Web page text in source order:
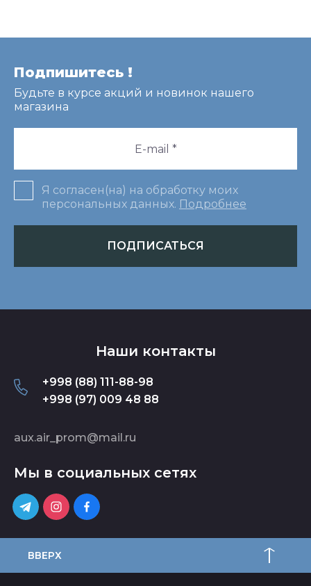
Подпишитесь !
Будьте в курсе акций и новинок нашего
магазина
Я согласен(на) на обработку моих
персональных данных. Подробнее
ПОДПИСАТЬСЯ
Наши контакты
+998 (88) 111-88-98
+998 (97) 009 48 88
aux.air_prom@mail.ru
Мы в социальных сетях
ВВЕРХ